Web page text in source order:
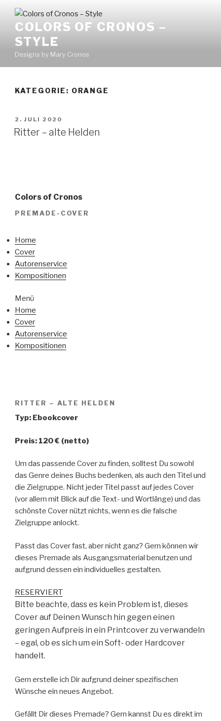
Inhalt
springen
COLORS OF CRONOS –
STYLE
Designs by Mary Cronos
KATEGORIE: ORANGE
VERÖFFENTLICHT
AM
2. JULI 2020
Ritter – alte Helden
Colors of Cronos
PREMADE-COVER
Home
Cover
Autorenservice
Kompositionen
Menü
Home
Cover
Autorenservice
Kompositionen
RITTER – ALTE HELDEN
Typ: Ebookcover
Preis: 120 € (netto)
Um das passende Cover zu finden, solltest Du sowohl
das Genre deines Buchs bedenken, als auch den Titel und
die Zielgruppe. Nicht jeder Titel passt auf jedes Cover
(vor allem mit Blick auf die Text- und Wortlänge) und das
schönste Cover nützt nichts, wenn es die falsche
Zielgruppe anlockt.
Passt das Cover fast, aber nicht ganz? Gern können wir
dieses Premade als Ausgangsmaterial benutzen und
aufgrund dessen ein individuelles gestalten.
RESERVIERT
Bitte beachte, dass es kein Problem ist, dieses
Cover auf Deinen Wunsch hin gegen einen
geringen Aufpreis in ein Printcover zu verwandeln
– egal, ob es sich um ein Soft- oder Hardcover
handelt.
Gern erstelle ich Dir aufgrund deiner spezifischen
Wünsche ein neues Angebot.
Gefällt Dir dieses Premade? Gern kannst Du es direkt im